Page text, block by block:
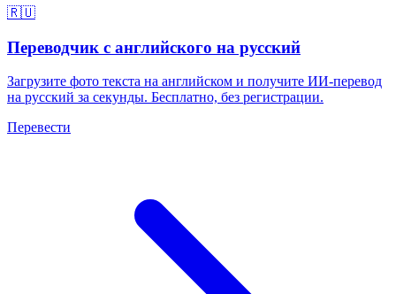
🇷🇺
Переводчик с английского на русский
Загрузите фото текста на английском и получите ИИ-перевод
на русский за секунды. Бесплатно, без регистрации.
Перевести